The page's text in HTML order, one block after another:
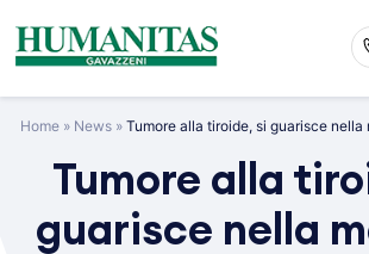
content
Home » News » Tumore alla tiroide, si guarisce nella
Tumore alla
guarisce nella